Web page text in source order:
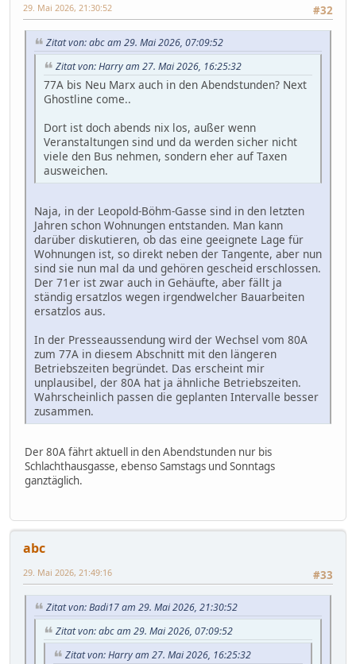
#32
29. Mai 2026, 21:30:52
Zitat von: abc am 29. Mai 2026, 07:09:52
Zitat von: Harry am 27. Mai 2026, 16:25:32
77A bis Neu Marx auch in den Abendstunden? Next
Ghostline come..
Dort ist doch abends nix los, außer wenn
Veranstaltungen sind und da werden sicher nicht
viele den Bus nehmen, sondern eher auf Taxen
ausweichen.
Naja, in der Leopold-Böhm-Gasse sind in den letzten
Jahren schon Wohnungen entstanden. Man kann
darüber diskutieren, ob das eine geeignete Lage für
Wohnungen ist, so direkt neben der Tangente, aber nun
sind sie nun mal da und gehören gescheid erschlossen.
Der 71er ist zwar auch in Gehäufte, aber fällt ja
ständig ersatzlos wegen irgendwelcher Bauarbeiten
ersatzlos aus.
In der Presseaussendung wird der Wechsel vom 80A
zum 77A in diesem Abschnitt mit den längeren
Betriebszeiten begründet. Das erscheint mir
unplausibel, der 80A hat ja ähnliche Betriebszeiten.
Wahrscheinlich passen die geplanten Intervalle besser
zusammen.
Der 80A fährt aktuell in den Abendstunden nur bis
Schlachthausgasse, ebenso Samstags und Sonntags
ganztäglich.
abc
#33
29. Mai 2026, 21:49:16
Zitat von: Badi17 am 29. Mai 2026, 21:30:52
Zitat von: abc am 29. Mai 2026, 07:09:52
Zitat von: Harry am 27. Mai 2026, 16:25:32